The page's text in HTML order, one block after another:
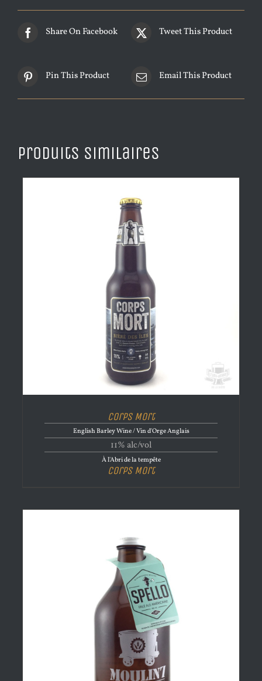
Share On Facebook Tweet This Product
Pin This Product Email This Product
Produits similaires
Corps Mort
English Barley Wine / Vin d'Orge Anglais
11% alc/vol
À l'Abri de la tempête
Corps Mort